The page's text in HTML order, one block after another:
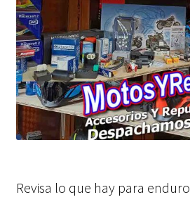
Revisa lo que hay para enduro